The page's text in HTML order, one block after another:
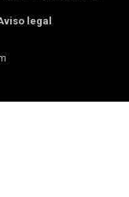
legal